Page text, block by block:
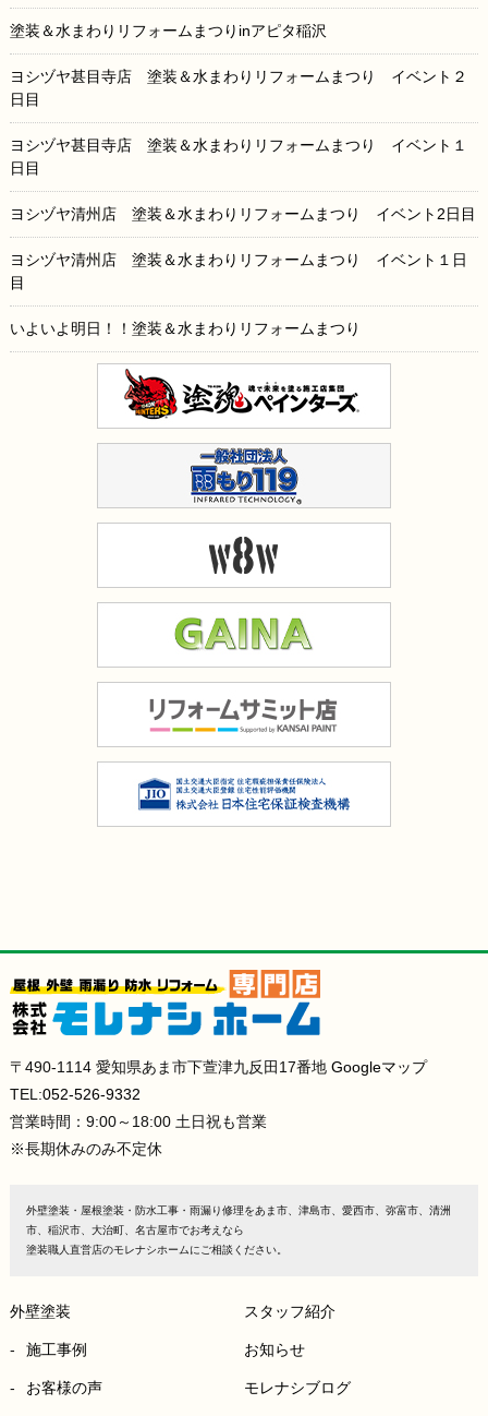
塗装＆水まわりリフォームまつりinアピタ稲沢
ヨシヅヤ甚目寺店 塗装＆水まわりリフォームまつり イベント２
日目
ヨシヅヤ甚目寺店 塗装＆水まわりリフォームまつり イベント１
日目
ヨシヅヤ清州店 塗装＆水まわりリフォームまつり イベント2日目
ヨシヅヤ清州店 塗装＆水まわりリフォームまつり イベント１日
目
いよいよ明日！！塗装＆水まわりリフォームまつり
〒490-1114 愛知県あま市下萱津九反田17番地 Googleマップ
TEL:052-526-9332
営業時間：9:00～18:00 土日祝も営業
※長期休みのみ不定休
外壁塗装・屋根塗装・防水工事・雨漏り修理をあま市、津島市、愛西市、弥富市、清洲
市、稲沢市、大治町、名古屋市でお考えなら
塗装職人直営店のモレナシホームにご相談ください。
外壁塗装
施工事例
お客様の声
スタッフ紹介
お知らせ
モレナシブログ